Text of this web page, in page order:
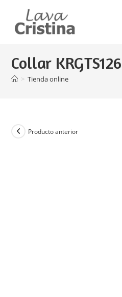
contenido
Collar KRGTS126
> Tienda online
Producto anterior